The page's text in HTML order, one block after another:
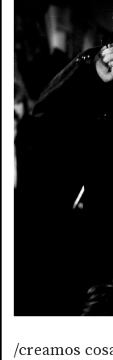
/creamos